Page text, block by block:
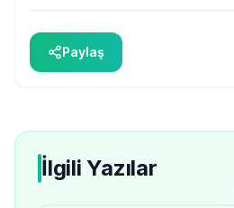
Paylaş
İlgili Yazılar